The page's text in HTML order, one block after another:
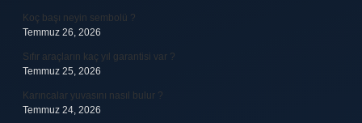
Koç başı neyin sembolü ?
Temmuz 26, 2026
Sıfır araçların kaç yıl garantisi var ?
Temmuz 25, 2026
Karıncalar yuvasını nasıl bulur ?
Temmuz 24, 2026